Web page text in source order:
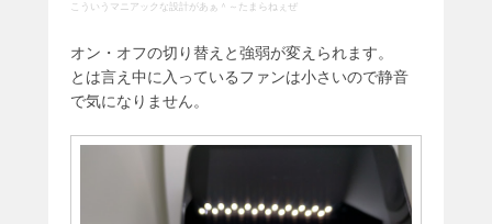
こういうマニアックな設計があぁ＾～たまらねぇぜ
オン・オフの切り替えと強弱が変えられます。
とは言え中に入っているファンは小さいので静音
で気になりません。